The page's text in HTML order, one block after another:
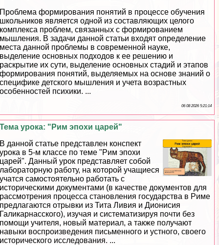
Проблема формирования понятий в процессе обучения
школьников является одной из составляющих целого
комплекса проблем, связанных с формированием
мышления. В задачи данной статьи входят определение
места данной проблемы в современной науке,
выделение основных подходов к ее решению и
раскрытие их сути, выделение основных стадий и этапов
формирования понятий, выделяемых на основе знаний о
специфике детского мышления и учета возрастных
особенностей психики. ...
06 08 2026 5:21:14
Тема урока: "Рим эпохи царей"
В данной статье представлен конспект
урока в 5-м классе по теме "Рим эпохи
царей". Данный урок представляет собой
лабораторную работу, на которой учащиеся
учатся самостоятельно работать с
историческими документами (в качестве документов для
рассмотрения процесса становления государства в Риме
предлагаются отрывки из Тита Ливия и Дионисия
Галикарнасского), изучая и систематизируя почти без
помощи учителя, новый материал, а также получают
навыки воспроизведения письменного и устного, своего
исторического исследования. ...